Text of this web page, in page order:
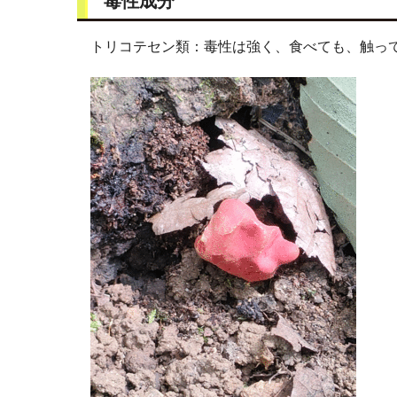
トリコテセン類：毒性は強く、食べても、触っ